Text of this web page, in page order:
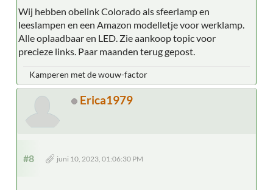
Wij hebben obelink Colorado als sfeerlamp en
leeslampen en een Amazon modelletje voor werklamp.
Alle oplaadbaar en LED. Zie aankoop topic voor
precieze links. Paar maanden terug gepost.
Kamperen met de wouw-factor
Erica1979
#8 juni 10, 2023, 01:06:30 PM